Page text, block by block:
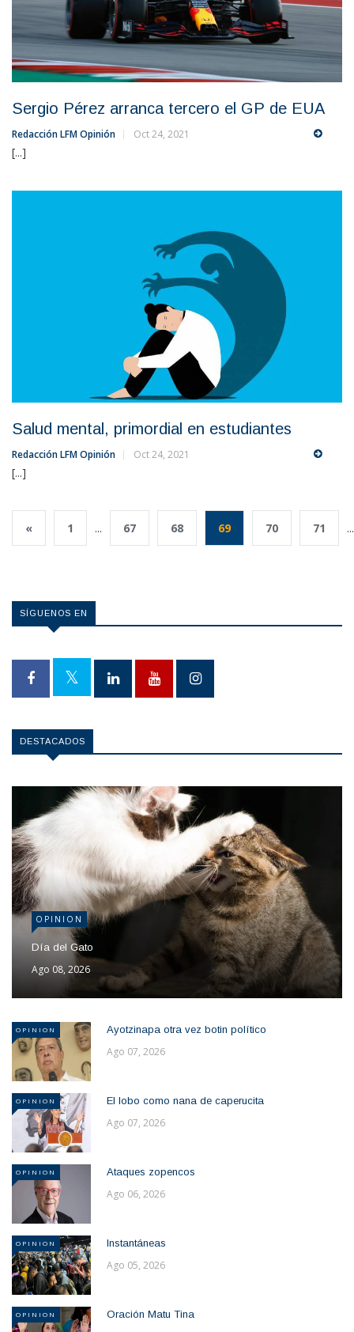
Sergio Pérez arranca tercero el GP de EUA
Redacción LFM Opinión Oct 24, 2021
[...]
Salud mental, primordial en estudiantes
Redacción LFM Opinión Oct 24, 2021
[...]
« 1 ... 67 68 69 70 71 ...
SÍGUENOS EN
DESTACADOS
OPINION
Día del Gato
Ago 08, 2026
OPINION Ayotzinapa otra vez botin político
Ago 07, 2026
OPINION El lobo como nana de caperucita
Ago 07, 2026
OPINION Ataques zopencos
Ago 06, 2026
OPINION Instantáneas
Ago 05, 2026
OPINION Oración Matu Tina